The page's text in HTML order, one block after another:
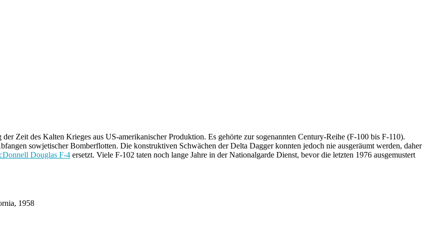
Zeit des Kalten Krieges aus US-amerikanischer Produktion. Es gehörte zur sogenannten Century-Reihe (F-100 bis F-110).
sowjetischer Bomberflotten. Die konstruktiven Schwächen der Delta Dagger konnten jedoch nie ausgeräumt werden, daher
Douglas F-4 ersetzt. Viele F-102 taten noch lange Jahre in der Nationalgarde Dienst, bevor die letzten 1976 ausgemustert
1958